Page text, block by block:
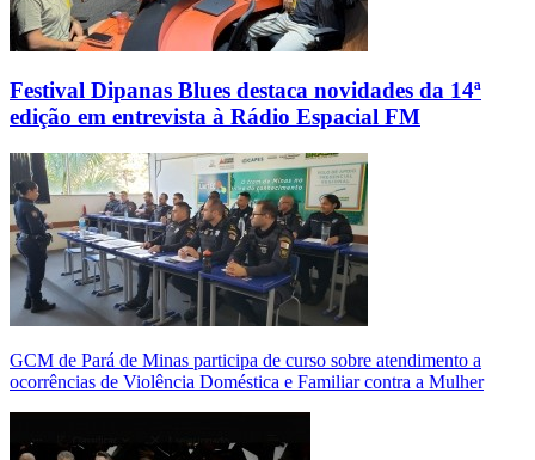
Festival Dipanas Blues destaca novidades da 14ª
edição em entrevista à Rádio Espacial FM
GCM de Pará de Minas participa de curso sobre atendimento a
ocorrências de Violência Doméstica e Familiar contra a Mulher